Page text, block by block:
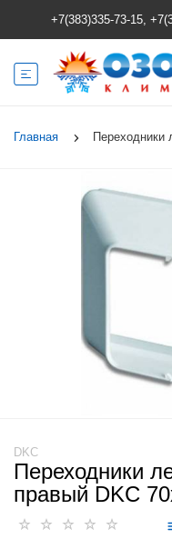
+7(383)335-73-15,
Главная Переходники
DKC
Переходники
правый DKC